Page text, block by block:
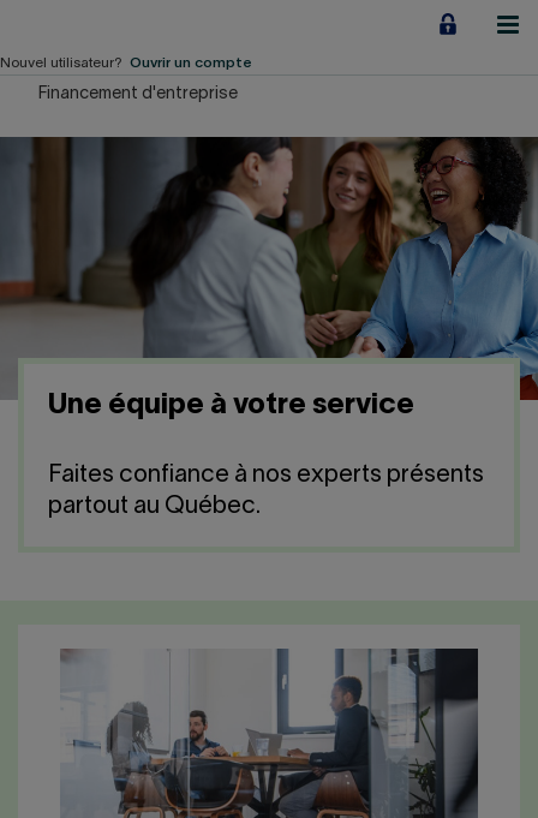
contenu
Financement d'entreprise
Notre Impact
LIENS RAPIDES
Accueil Carrière
Nouvel utilisateur? Ouvrir un compte
Financement d'entreprise
Une équipe à votre service
Faites confiance à nos experts présents
partout au Québec.